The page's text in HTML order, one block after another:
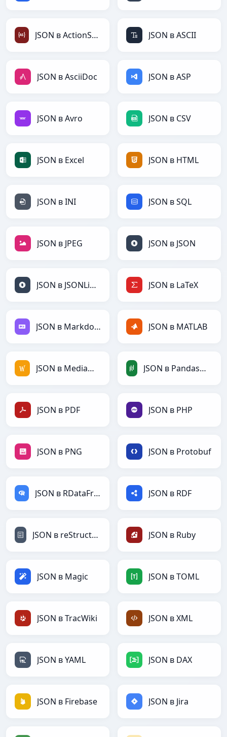
JSON в ActionScript JSON в ASCII
JSON в AsciiDoc JSON в ASP
JSON в Avro JSON в CSV
JSON в Excel JSON в HTML
JSON в INI JSON в SQL
JSON в JPEG JSON в JSON
JSON в JSONLines JSON в LaTeX
JSON в Markdown JSON в MATLAB
JSON в MediaWiki JSON в PandasDataFrame
JSON в PDF JSON в PHP
JSON в PNG JSON в Protobuf
JSON в RDataFrame JSON в RDF
JSON в reStructuredText JSON в Ruby
JSON в Magic JSON в TOML
JSON в TracWiki JSON в XML
JSON в YAML JSON в DAX
JSON в Firebase JSON в Jira